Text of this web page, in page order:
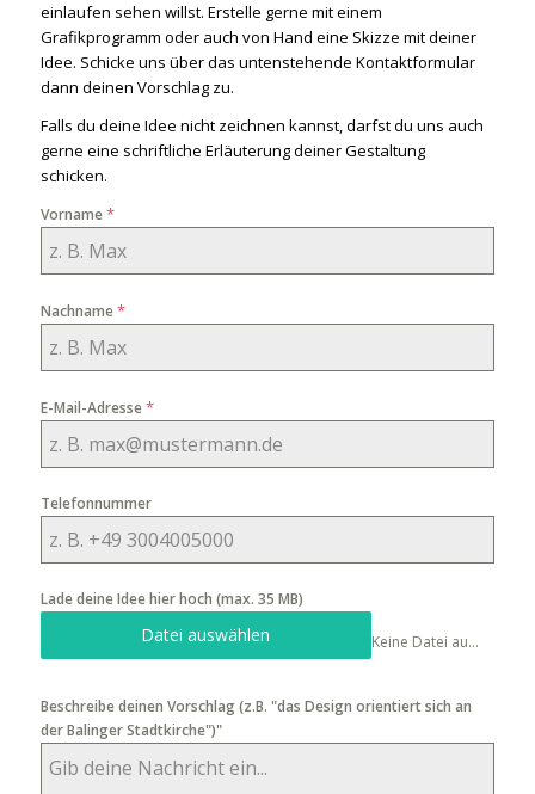
einlaufen sehen willst. Erstelle gerne mit einem
Grafikprogramm oder auch von Hand eine Skizze mit deiner
Idee. Schicke uns über das untenstehende Kontaktformular
dann deinen Vorschlag zu.
Falls du deine Idee nicht zeichnen kannst, darfst du uns auch
gerne eine schriftliche Erläuterung deiner Gestaltung
schicken.
Vorname*
Nachname*
E-Mail-Adresse*
Telefonnummer
Lade deine Idee hier hoch (max. 35 MB)
Datei auswählen Keine Datei ausgewählt
Beschreibe deinen Vorschlag (z.B. "das Design orientiert sich an
der Balinger Stadtkirche")"